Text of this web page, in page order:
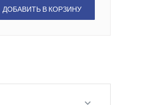
ДОБАВИТЬ В КОРЗИНУ